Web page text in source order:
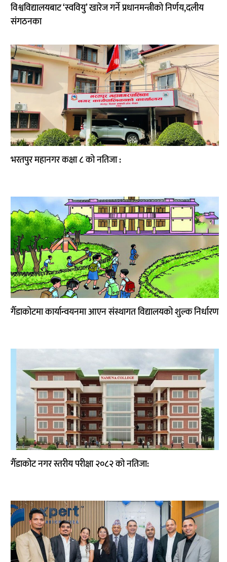
विश्वविद्यालयबाट ‘स्ववियु’ खारेज गर्ने प्रधानमन्त्रीको निर्णय,दलीय
संगठनका
भरतपुर महानगर कक्षा ८ को नतिजा :
गैँडाकोटमा कार्यान्वयनमा आएन संस्थागत विद्यालयको शुल्क निर्धारण
गैँडाकोट नगर स्तरीय परीक्षा २०८२ को नतिजा: